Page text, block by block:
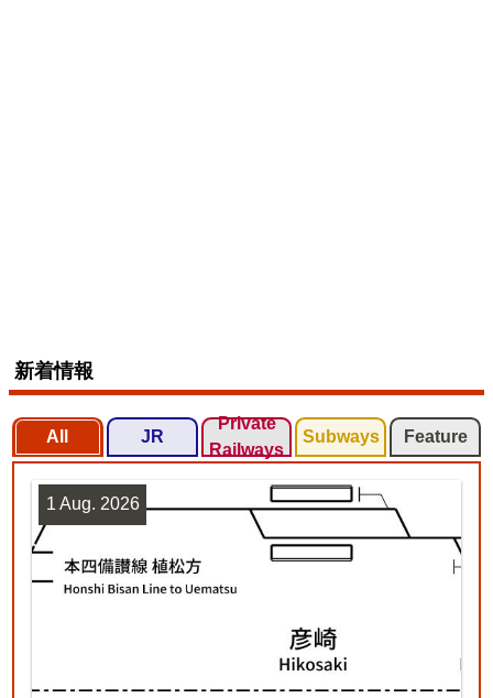
新着情報
All JR
Private
Railways
Subways Feature
1 Aug. 2026